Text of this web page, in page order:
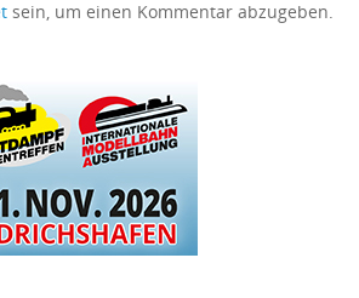
sein, um einen Kommentar abzugeben.